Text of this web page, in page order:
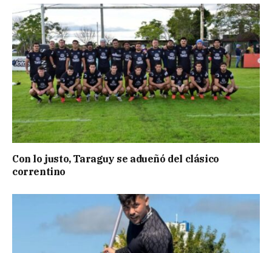
Con lo justo, Taraguy se adueñó del clásico
correntino